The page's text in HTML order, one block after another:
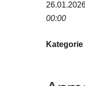
00:00
Kategorie